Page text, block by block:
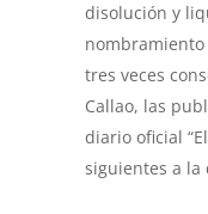
disolución y
tres veces
Callao, las
diario oficial
siguientes a la